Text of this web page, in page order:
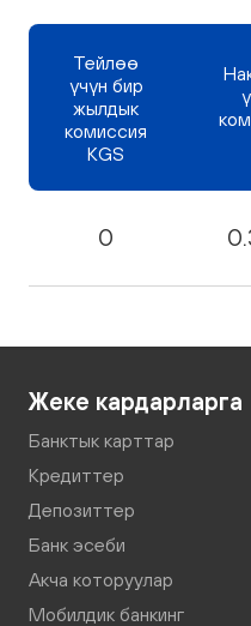
Тейлөө
үчүн бир
жылдык
комиссия
KGS
0
Жеке кардарларга
Банктык карттар
Кредиттер
Депозиттер
Банк эсеби
Акча которуулар
Мобилдик банкинг